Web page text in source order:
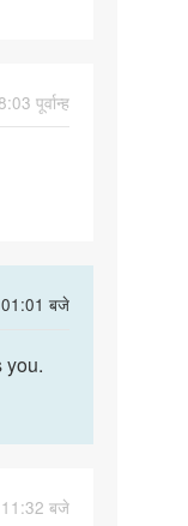
पूर्वान्ह
बजे
you.
बजे